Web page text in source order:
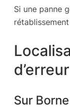
Si une panne
Sur